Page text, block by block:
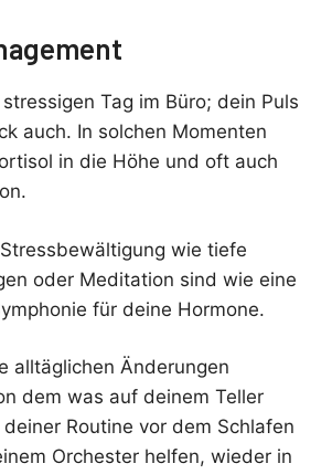
Tag im Büro; dein Puls
auch. In solchen Momenten
in die Höhe und oft auch
wie tiefe
oder Meditation sind wie eine
für deine Hormone.
alltäglichen Änderungen
dem was auf deinem Teller
Routine vor dem Schlafen
Orchester helfen, wieder in